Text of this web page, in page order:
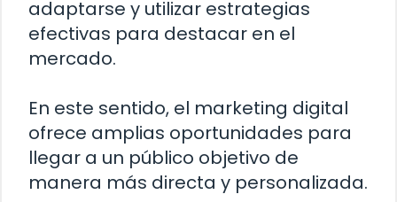
adaptarse y utilizar estrategias
efectivas para destacar en el
mercado.
En este sentido, el marketing digital
ofrece amplias oportunidades para
llegar a un público objetivo de
manera más directa y personalizada.